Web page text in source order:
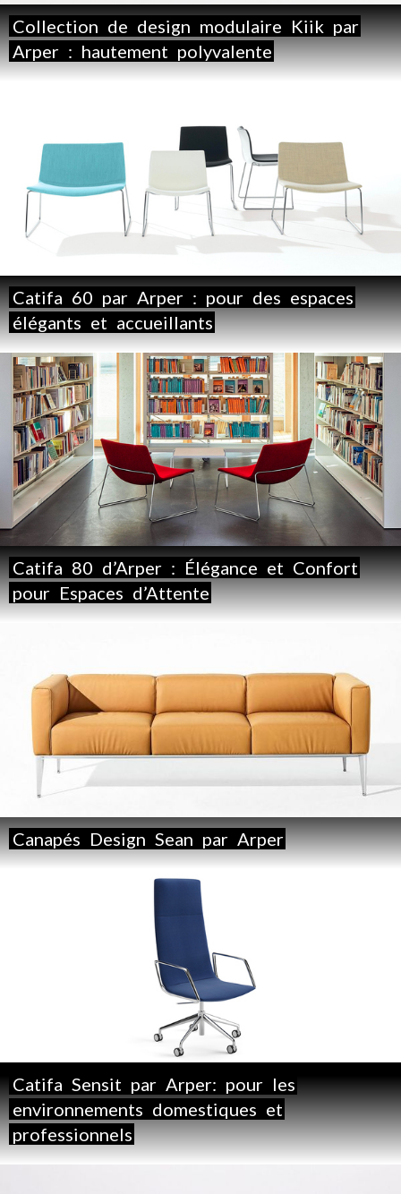
Collection de design modulaire Kiik par
Arper : hautement polyvalente
Catifa 60 par Arper : pour des espaces
élégants et accueillants
Catifa 80 d’Arper : Élégance et Confort
pour Espaces d’Attente
Canapés Design Sean par Arper
Catifa Sensit par Arper: pour les
environnements domestiques et
professionnels